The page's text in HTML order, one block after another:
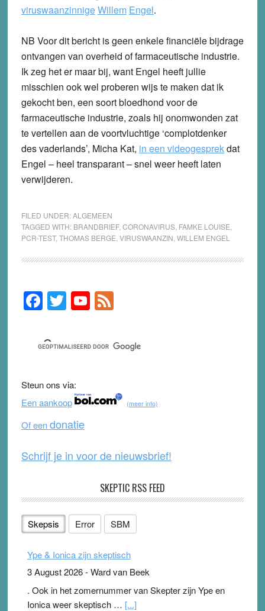
viruswaanzinnigeWillem Engel.
NB Voor dit bericht is geen enkele financiële bijdrage
ontvangen van overheid of farmaceutische industrie.
Ik zeg het er maar bij, want Engel heeft jullie
misschien ook wel proberen wijs te maken dat ik
gekocht ben, een soort bloedhond voor de
farmaceutische industrie, zoals hij onomwonden zat
te vertellen aan de voortvluchtige ‘complotdenker
des vaderlands’, Micha Kat, in een videogesprekdat
Engel – heel transparant – snel weer heeft laten
verwijderen.
FILED UNDER:ALGEMEEN
TAGGED WITH: BRANDBRIEF, CORONAVIRUS, FAMKE LOUISE
PCR-TEST, THOMAS BERGE VIRUSWAANZIN WILLEM ENGEL
Primary
Sidebar
F
a
c
e
b
o
o
k
T
wi
tt
er
Y
o
u
T
b
e
F
e
d
Steun ons via:
Een aankoop
(meer info)
Of eendonatie
Schrijf je in voor de nieuwsbrief!
SKEPTIC RSS FEED
Skepsis Error SBM
Ype & Ionica zijn skeptisch
3 August 2026-Ward van Beek
. Ook in het zomernummer van Skepter zijn Ype en
Ionica weer skeptisch … [...]